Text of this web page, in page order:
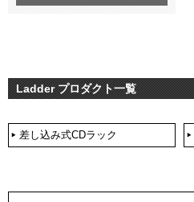
Ladder プロダクト一覧
差し込み式CDラック